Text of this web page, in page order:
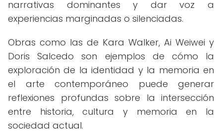
narrativas dominantes y dar voz a
experiencias marginadas o silenciadas.
Obras como las de Kara Walker, Ai Weiwei y
Doris Salcedo son ejemplos de cómo la
exploración de la identidad y la memoria en
el arte contemporáneo puede generar
reflexiones profundas sobre la intersección
entre historia, cultura y memoria en la
sociedad actual.